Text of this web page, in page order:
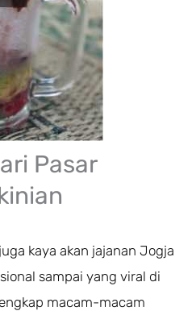
Pasar
kaya akan jajanan Jogja
sampai yang viral di
macam-macam